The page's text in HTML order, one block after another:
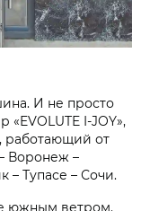
И не просто
I-JOY»,
работающий от
Воронеж –
– Тупасе – Сочи.
южным ветром.